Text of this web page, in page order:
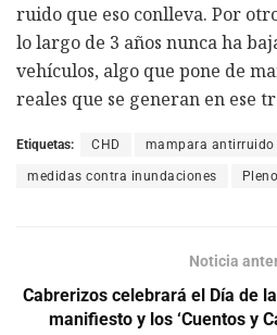
ruido que eso conlleva. Por
lo largo de 3 años nunca ha
vehículos, algo que pone de
reales que se generan en ese
Etiquetas: CHD mampara antirruido
medidas contra inundaciones Pleno
Noticia
Cabrerizos celebrará el Día de
manifiesto y los ‘Cuentos y